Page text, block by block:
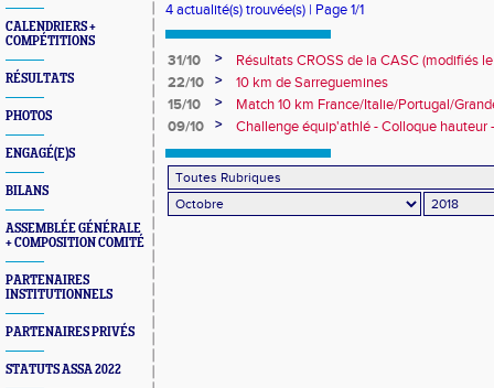
CALENDRIERS +
COMPÉTITIONS
RÉSULTATS
PHOTOS
ENGAGÉ(E)S
BILANS
ASSEMBLÉE GÉNÉRALE
+ COMPOSITION COMITÉ
PARTENAIRES
INSTITUTIONNELS
PARTENAIRES PRIVÉS
STATUTS ASSA 2022
4 actualité(s) trouvée(s) | Page 1/1
31/10 >
Résultats CROSS de la CASC (modifiés
2018)
22/10 >
10 km de Sarreguemines
15/10
>
Match 10 km France/Italie/Portugal/
09/10
>
Challenge équip'athlé - Colloque hauteur